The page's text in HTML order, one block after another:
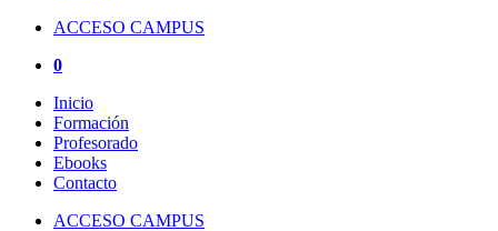
ACCESO CAMPUS
0
Inicio
Formación
Profesorado
Ebooks
Contacto
ACCESO CAMPUS